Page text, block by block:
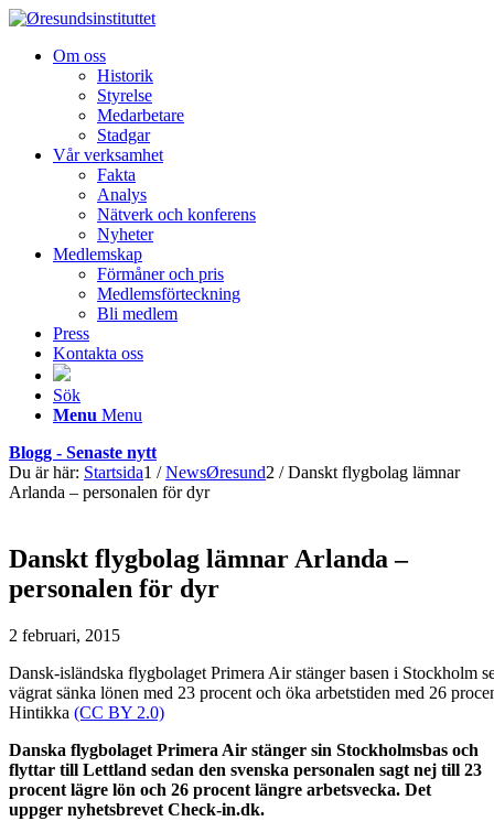
Om oss
Historik
Styrelse
Medarbetare
Stadgar
Vår verksamhet
Fakta
Analys
Nätverk och konferens
Nyheter
Medlemskap
Förmåner och pris
Medlemsförteckning
Bli medlem
Press
Kontakta oss
Sök
Menu Menu
Blogg - Senaste nytt
Du är här: Startsida1 / NewsØresund2 / Danskt flygbolag lämnar
Arlanda – personalen för dyr
Danskt flygbolag lämnar Arlanda –
personalen för dyr
2 februari, 2015
Dansk-isländska flygbolaget Primera Air stänger basen i Stockholm
vägrat sänka lönen med 23 procent och öka arbetstiden med 26
Hintikka (CC BY 2.0)
Danska flygbolaget Primera Air stänger sin Stockholmsbas och
flyttar till Lettland sedan den svenska personalen sagt nej till 23
procent lägre lön och 26 procent längre arbetsvecka. Det
uppger nyhetsbrevet Check-in.dk.